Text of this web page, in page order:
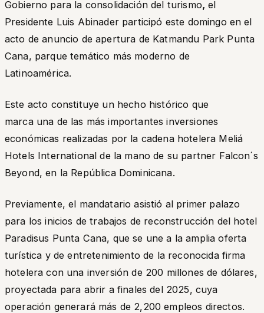
Gobierno para la consolidación del turismo, el
Presidente Luis Abinader participó este domingo en el
acto de anuncio de apertura de Katmandu Park Punta
Cana, parque temático más moderno de
Latinoamérica.
Este acto constituye un hecho histórico que
marca una de las más importantes inversiones
económicas realizadas por la cadena hotelera Meliá
Hotels International de la mano de su partner Falcon´s
Beyond, en la República Dominicana.
Previamente, el mandatario asistió al primer palazo
para los inicios de trabajos de reconstrucción del hotel
Paradisus Punta Cana, que se une a la amplia oferta
turística y de entretenimiento de la reconocida firma
hotelera con una inversión de 200 millones de dólares,
proyectada para abrir a finales del 2025, cuya
operación generará más de 2,200 empleos directos.